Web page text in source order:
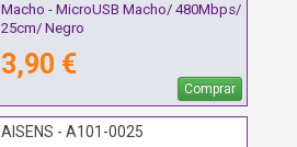
Macho - MicroUSB Macho/ 480Mbps/
25cm/ Negro
3,90 €
Comprar
AISENS - A101-0025